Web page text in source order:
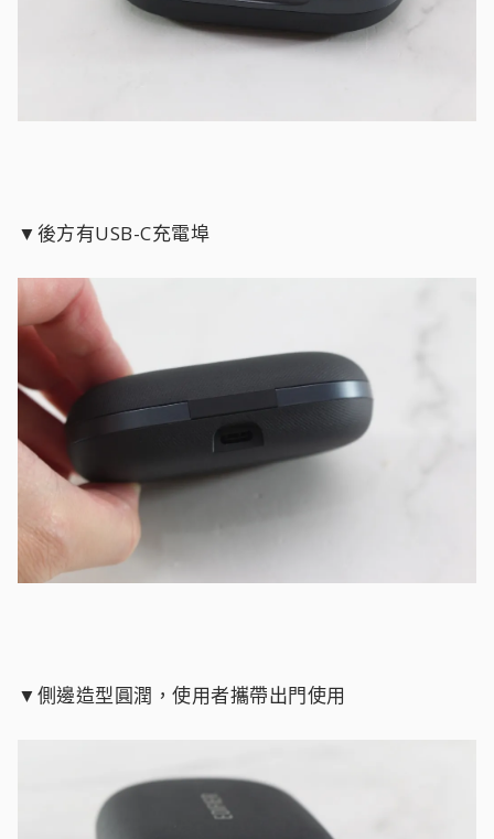
▼後方有USB-C充電埠
▼側邊造型圓潤，使用者攜帶出門使用